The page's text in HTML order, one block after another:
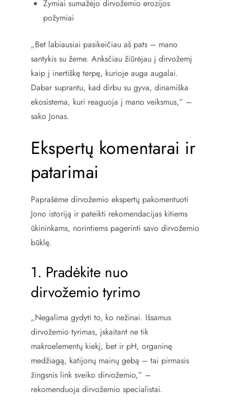
Žymiai sumažėjo dirvožemio erozijos
požymiai
„Bet labiausiai pasikeičiau aš pats – mano
santykis su žeme. Anksčiau žiūrėjau į dirvožemį
kaip į inertiškę terpę, kurioje auga augalai.
Dabar suprantu, kad dirbu su gyva, dinamiška
ekosistema, kuri reaguoja į mano veiksmus,” –
sako Jonas.
Ekspertų komentarai ir
patarimai
Paprašėme dirvožemio ekspertų pakomentuoti
Jono istoriją ir pateikti rekomendacijas kitiems
ūkininkams, norintiems pagerinti savo dirvožemio
būklę.
1. Pradėkite nuo
dirvožemio tyrimo
„Negalima gydyti to, ko nežinai. Išsamus
dirvožemio tyrimas, įskaitant ne tik
makroelementų kiekį, bet ir pH, organinę
medžiagą, katijonų mainų gebą – tai pirmasis
žingsnis link sveiko dirvožemio,” –
rekomenduoja dirvožemio specialistai.